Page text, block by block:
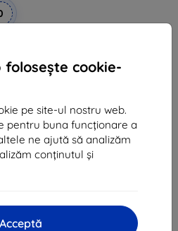
folosește cookie-
pe site-ul nostru web.
pentru buna funcționare a
ne ajută să analizăm
conținutul și
Acceptă